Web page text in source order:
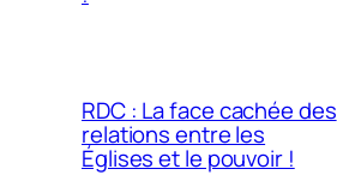
RDC : La face cachée des
relations entre les
Églises et le pouvoir !